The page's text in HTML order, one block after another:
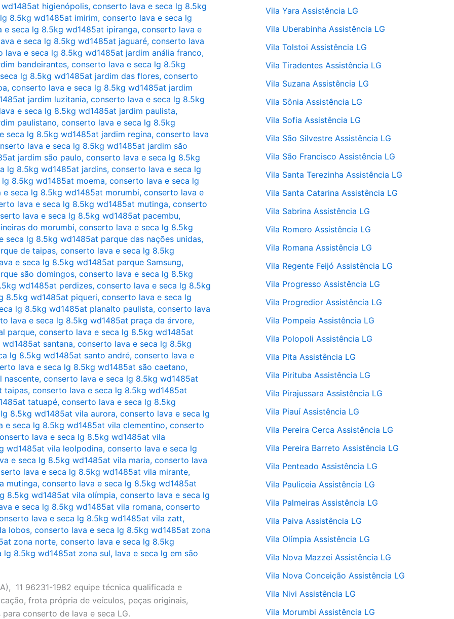
higienópolis, conserto lava e seca lg 8.5kg
8.5kg wd1485at imirim, conserto lava e seca lg
e seca lg 8.5kg wd1485at ipiranga, conserto lava e
e seca lg 8.5kg wd1485at jaguaré, conserto lava
lava e seca lg 8.5kg wd1485at jardim anália franco,
bandeirantes, conserto lava e seca lg 8.5kg
lg 8.5kg wd1485at jardim das flores, conserto
, conserto lava e seca lg 8.5kg wd1485at jardim
jardim luzitania, conserto lava e seca lg 8.5kg
e seca lg 8.5kg wd1485at jardim paulista,
paulistano, conserto lava e seca lg 8.5kg
seca lg 8.5kg wd1485at jardim regina, conserto lava
lava e seca lg 8.5kg wd1485at jardim são
jardim são paulo, conserto lava e seca lg 8.5kg
lg 8.5kg wd1485at jardins, conserto lava e seca lg
8.5kg wd1485at moema, conserto lava e seca lg
e seca lg 8.5kg wd1485at morumbi, conserto lava e
lava e seca lg 8.5kg wd1485at mutinga, conserto
lava e seca lg 8.5kg wd1485at pacembu,
do morumbi, conserto lava e seca lg 8.5kg
seca lg 8.5kg wd1485at parque das nações unidas,
de taipas, conserto lava e seca lg 8.5kg
e seca lg 8.5kg wd1485at parque Samsung,
são domingos, conserto lava e seca lg 8.5kg
wd1485at perdizes, conserto lava e seca lg 8.5kg
8.5kg wd1485at piqueri, conserto lava e seca lg
lg 8.5kg wd1485at planalto paulista, conserto lava
lava e seca lg 8.5kg wd1485at praça da árvore,
parque, conserto lava e seca lg 8.5kg wd1485at
santana, conserto lava e seca lg 8.5kg
lg 8.5kg wd1485at santo andré, conserto lava e
lava e seca lg 8.5kg wd1485at são caetano,
nascente, conserto lava e seca lg 8.5kg wd1485at
taipas, conserto lava e seca lg 8.5kg wd1485at
tatuapé, conserto lava e seca lg 8.5kg
8.5kg wd1485at vila aurora, conserto lava e seca lg
e seca lg 8.5kg wd1485at vila clementino, conserto
lava e seca lg 8.5kg wd1485at vila
wd1485at vila leolpodina, conserto lava e seca lg
e seca lg 8.5kg wd1485at vila maria, conserto lava
lava e seca lg 8.5kg wd1485at vila mirante,
mutinga, conserto lava e seca lg 8.5kg wd1485at
8.5kg wd1485at vila olímpia, conserto lava e seca lg
e seca lg 8.5kg wd1485at vila romana, conserto
lava e seca lg 8.5kg wd1485at vila zatt,
lobos, conserto lava e seca lg 8.5kg wd1485at zona
zona norte, conserto lava e seca lg 8.5kg
lg 8.5kg wd1485at zona sul, lava e seca lg em são
11 96231-1982 equipe técnica qualificada e
frota própria de veículos, peças originais,
conserto de lava e seca LG.
Vila Yara Assistência LG
Vila Uberabinha Assistência LG
Vila Tolstoi Assistência LG
Vila Tiradentes Assistência LG
Vila Suzana Assistência LG
Vila Sônia Assistência LG
Vila Sofia Assistência LG
Vila São Silvestre Assistência LG
Vila São Francisco Assistência LG
Vila Santa Terezinha Assistência LG
Vila Santa Catarina Assistência LG
Vila Sabrina Assistência LG
Vila Romero Assistência LG
Vila Romana Assistência LG
Vila Regente Feijó Assistência LG
Vila Progresso Assistência LG
Vila Progredior Assistência LG
Vila Pompeia Assistência LG
Vila Polopoli Assistência LG
Vila Pita Assistência LG
Vila Pirituba Assistência LG
Vila Pirajussara Assistência LG
Vila Piauí Assistência LG
Vila Pereira Cerca Assistência LG
Vila Pereira Barreto Assistência LG
Vila Penteado Assistência LG
Vila Pauliceia Assistência LG
Vila Palmeiras Assistência LG
Vila Paiva Assistência LG
Vila Olímpia Assistência LG
Vila Nova Mazzei Assistência LG
Vila Nova Conceição Assistência LG
Vila Nivi Assistência LG
Vila Morumbi Assistência LG